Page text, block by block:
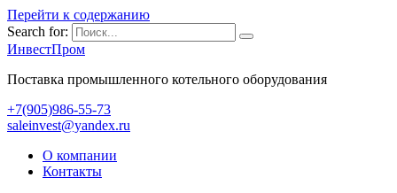
Перейти к содержанию
Search for:
ИнвестПром
Поставка промышленного котельного оборудования
+7(905)986-55-73
saleinvest@yandex.ru
О компании
Контакты